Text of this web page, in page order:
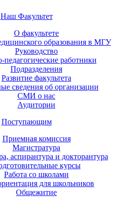
Наш Факультет
О факультете
образования в МГУ
Руководство
педагогические работники
Подразделения
Развитие факультета
сведения об организации
СМИ о нас
Аудитории
Поступающим
Приемная комиссия
Магистратура
аспирантура и докторантура
курсы
Работа со школами
для школьников
Общежитие